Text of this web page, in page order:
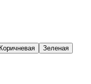
Коричневая Зеленая